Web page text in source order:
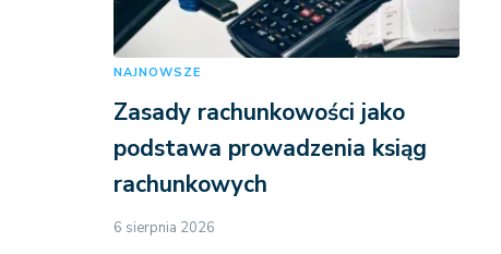
NAJNOWSZE
Zasady rachunkowości jako
podstawa prowadzenia ksiąg
rachunkowych
6 sierpnia 2026